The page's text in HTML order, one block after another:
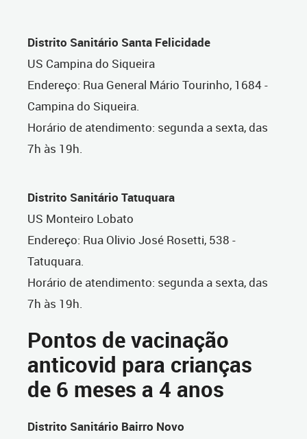
Distrito Sanitário Santa Felicidade
US Campina do Siqueira
Endereço: Rua General Mário Tourinho, 1684 -
Campina do Siqueira.
Horário de atendimento: segunda a sexta, das
7h às 19h.
Distrito Sanitário Tatuquara
US Monteiro Lobato
Endereço: Rua Olivio José Rosetti, 538 -
Tatuquara.
Horário de atendimento: segunda a sexta, das
7h às 19h.
Pontos de vacinação
anticovid para crianças
de 6 meses a 4 anos
Distrito Sanitário Bairro Novo